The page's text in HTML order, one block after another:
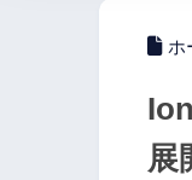
ホ
展